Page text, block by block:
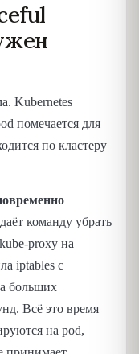
Kubernetes
помечается для
по кластеру
команду убрать
proxy на
iptables с
больших
Всё это время
на pod,